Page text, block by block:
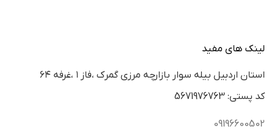
لینک های مفید
استان اردبيل بيله سوار بازارچه مرزي گمرك ،فاز ١ ،غرفه ٦٤
كد پستي: 5671976763
09196600502